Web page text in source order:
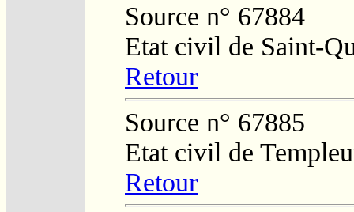
Source n° 67884
Etat civil de Saint-
Retour
Source n° 67885
Etat civil de
Retour